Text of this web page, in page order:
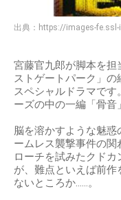
出典： https://images-
宮藤官九郎が脚本を担
ストゲートパーク」
スペシャルドラマです
ーズの中の一編「骨音
脳を溶かすような魅惑
ームレス襲撃事件の
ローチを試みたクド
が、難点といえば前
ないところか……。